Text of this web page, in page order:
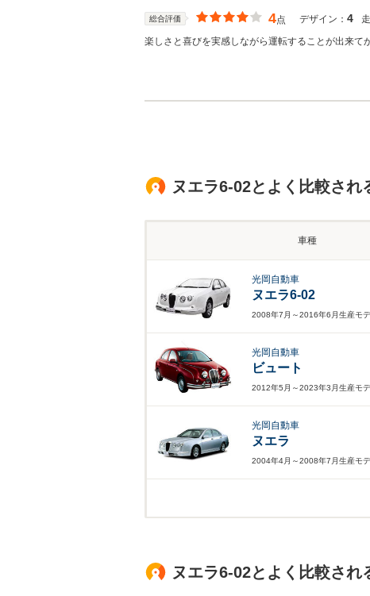
総合評価 4点 デザイン： 4
楽しさと喜びを実感しながら運転することが出来て
ヌエラ6-02とよく比較され
車種
光岡自動車
ヌエラ6-02
2008年7月～2016年6月生産モ
光岡自動車
ビュート
2012年5月～2023年3月生産モ
光岡自動車
ヌエラ
2004年4月～2008年7月生産モ
ヌエラ6-02とよく比較さ